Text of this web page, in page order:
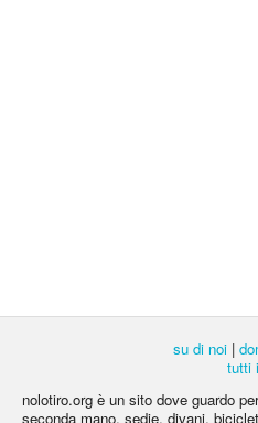
su di noi |
tutti
nolotiro.org è un sito dove guardo
seconda mano, sedie, divani,